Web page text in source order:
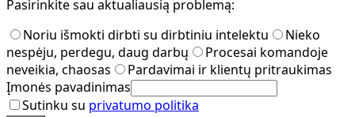
Pasirinkite sau aktualiausią problemą:
Noriu išmokti dirbti su dirbtiniu intelektu
Nieko
nespėju, perdegu, daug darbų
Procesai komandoje
neveikia, chaosas
Pardavimai ir klientų pritraukimas
Įmonės pavadinimas
Sutinku su privatumo politika